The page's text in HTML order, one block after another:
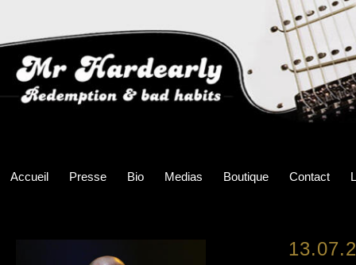
Accueil Presse Bio Medias Boutique Contact